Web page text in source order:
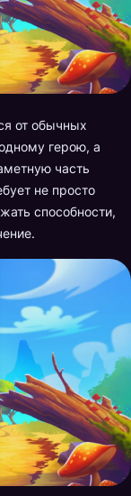
от обычных
герою, а
часть
не просто
способности,